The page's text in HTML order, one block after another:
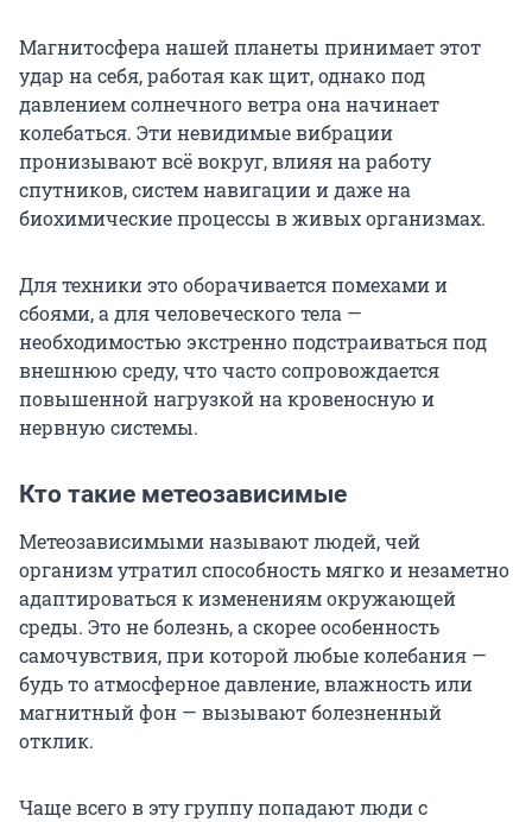
Магнитосфера нашей планеты принимает этот
удар на себя, работая как щит, однако под
давлением солнечного ветра она начинает
колебаться. Эти невидимые вибрации
пронизывают всё вокруг, влияя на работу
спутников, систем навигации и даже на
биохимические процессы в живых организмах.
Для техники это оборачивается помехами и
сбоями, а для человеческого тела —
необходимостью экстренно подстраиваться под
внешнюю среду, что часто сопровождается
повышенной нагрузкой на кровеносную и
нервную системы.
Кто такие метеозависимые
Метеозависимыми называют людей, чей
организм утратил способность мягко и незаметно
адаптироваться к изменениям окружающей
среды. Это не болезнь, а скорее особенность
самочувствия, при которой любые колебания —
будь то атмосферное давление, влажность или
магнитный фон — вызывают болезненный
отклик.
Чаще всего в эту группу попадают люди с